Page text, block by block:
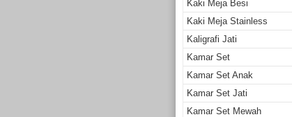
Kaki Meja Besi
Kaki Meja Stainless
Kaligrafi Jati
Kamar Set
Kamar Set Anak
Kamar Set Jati
Kamar Set Mewah